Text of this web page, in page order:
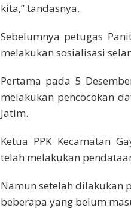
kita,” tandasnya.
Sebelumnya petugas
melakukan sosialisasi
Pertama pada 5
melakukan pencocokan
Jatim.
Ketua PPK Kecamatan
telah melakukan
Namun setelah dilakukan
beberapa yang belum